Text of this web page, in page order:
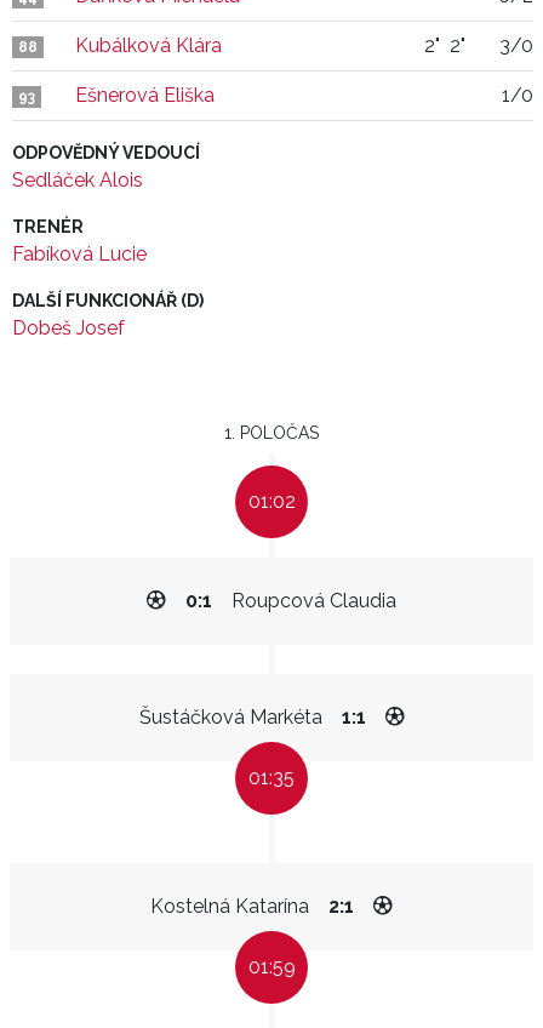
88 Kubálková Klára 2" 2" 3/0
93 Ešnerová Eliška 1/0
ODPOVĚDNÝ VEDOUCÍ
Sedláček Alois
TRENÉR
Fabíková Lucie
DALŠÍ FUNKCIONÁŘ (D)
Dobeš Josef
1. POLOČAS
01:02
Roupcová Claudia
0:1
Šustáčková Markéta 1:1
01:35
Kostelná Katarína 2:1
01:59